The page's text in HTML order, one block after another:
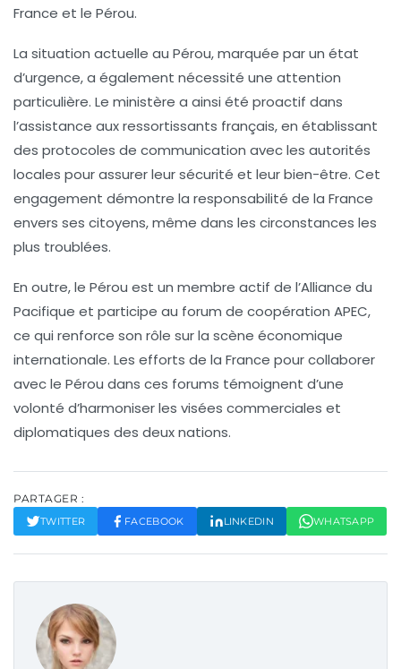
France et le Pérou.
La situation actuelle au Pérou, marquée par un état
d’urgence, a également nécessité une attention
particulière. Le ministère a ainsi été proactif dans
l’assistance auxressortissants français, en établissant
des protocoles de communication avec les autorités
locales pour assurer leur sécurité et leur bien-être. Cet
engagement démontre la responsabilité de la France
envers ses citoyens, même dans les circonstances les
plus troublées.
En outre, le Pérou est un membre actif de l’Alliance du
Pacifique et participe au forum de coopération APEC,
ce qui renforce son rôle sur la scène économique
internationale. Les efforts de la France pour collaborer
avec le Pérou dans ces forums témoignent d’une
volonté d’harmoniser les visées commerciales et
diplomatiques des deux nations.
PARTAGER :
TWITTER FACEBOOK LINKEDIN WHATSAPP